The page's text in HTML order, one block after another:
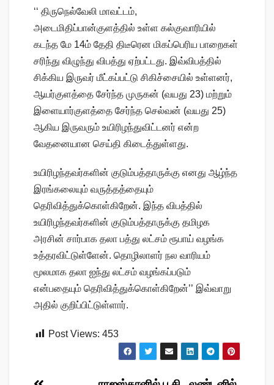
‘‘ திருநெல்வேலி மாவட்டம்,
அடைமிதிப்பான்குளத்தில் உள்ள கல்குவாரியில்
கடந்த மே 14ம் தேதி திடீரென மிகப்பெரிய பாறைகள்
சரிந்து விழுந்து விபத்து ஏற்பட்டது. இவ்விபத்தில்
சிக்கிய இருவர் மீட்கப்பட்டு சிகிச்சையில் உள்ளனர்,
ஆயர்குளத்தை சேர்ந்த முருகன் (வயது 23) மற்றும்
இளையார்குளத்தை சேர்ந்த செல்வன் (வயது 25)
ஆகிய இருவரும் உயிரிழந்துவிட்டனர் என்ற
வேதனையான செய்தி கிடைத்துள்ளது.
உயிரிழந்தவர்களின் குடும்பத்தாருக்கு எனது ஆழ்ந்த
இரங்கலையும் வருத்தத்தையும்
தெரிவித்துக்கொள்கிறேன். இந்த விபத்தில்
உயிரிழந்தவர்களின் குடும்பத்தாருக்கு தமிழக
அரசின் சார்பாக தலா பத்து லட்சம் ரூபாய் வழங்க
உத்தரவிட்டுள்ளேன். தொழிலாளர் நல வாரியம்
மூலமாக தலா ஐந்து லட்சம் வழங்கப்படும்
என்பதையும் தெரிவித்துக்கொள்கிறேன்’’ இவ்வாறு
அதில் குறிப்பிட்டுள்ளார்.
Post Views: 453